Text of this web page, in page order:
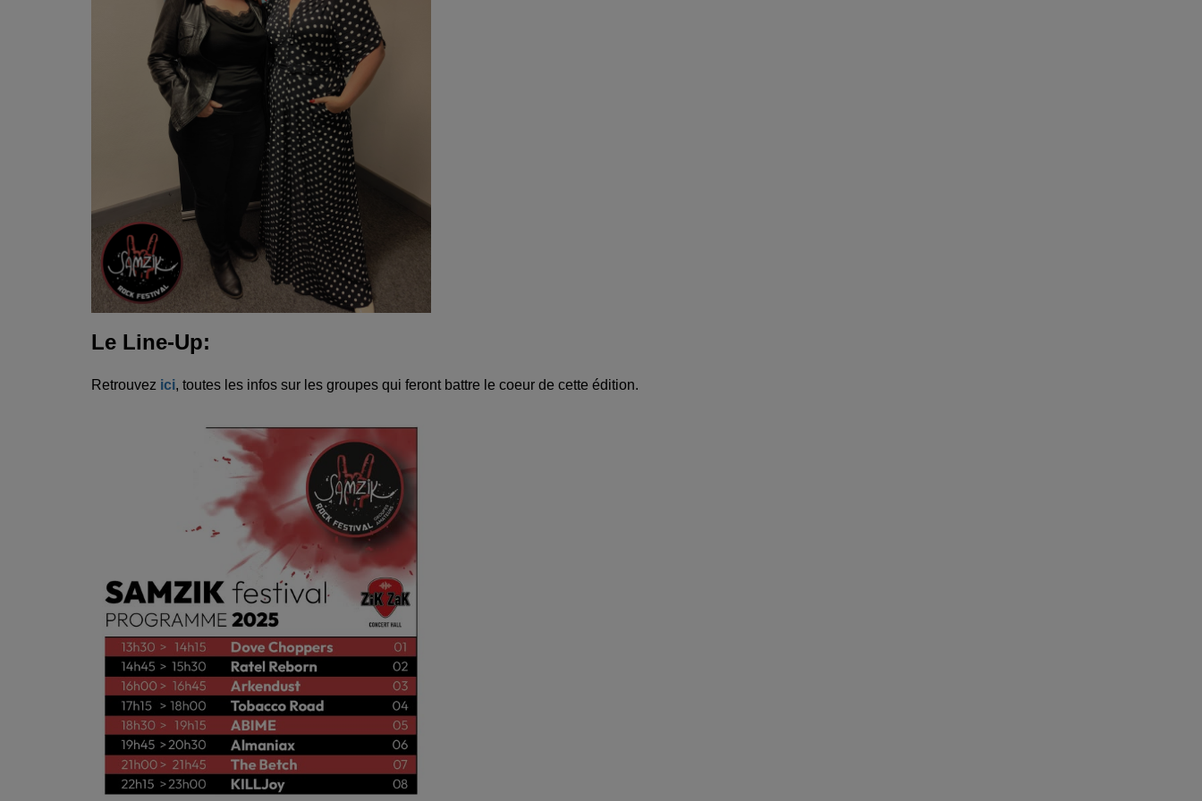
Le Line-Up:
Retrouvez ici, toutes les infos sur les groupes qui feront battre le coeur de cette édition.